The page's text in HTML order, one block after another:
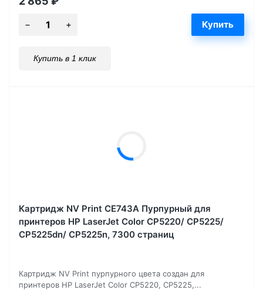
Купить в 1 клик
Картридж NV Print CE743A Пурпурный для
принтеров HP LaserJet Color CP5220/ CP5225/
CP5225dn/ CP5225n, 7300 страниц
Картридж NV Print пурпурного цвета создан для
принтеров HP LaserJet Color CP5220, CP5225,...